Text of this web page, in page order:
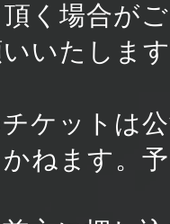
く場合が
いたしま
チケットは
ねます。